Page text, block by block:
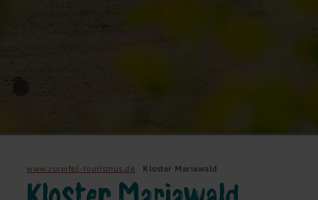
www.rureifel-tourismus.de Kloster Mariawald